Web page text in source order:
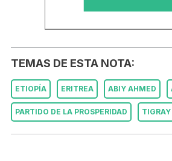
TEMAS DE ESTA NOTA:
ETIOPÍA ERITREA ABIY AHMED
PARTIDO DE LA PROSPERIDAD TIGRAY